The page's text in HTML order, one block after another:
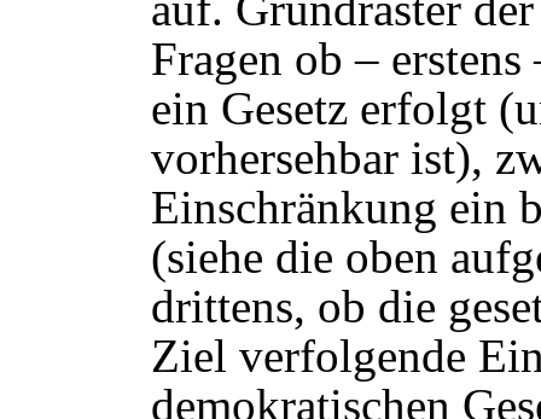
Fragen ob –
ein Gesetz erfolgt
vorhersehbar ist),
Einschränkung ein
(siehe die oben
drittens, ob die
Ziel verfolgende
demokratischen